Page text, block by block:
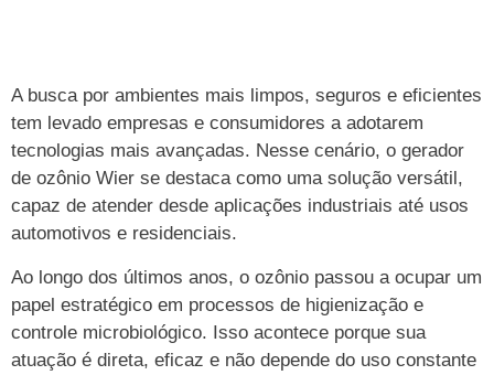
A busca por ambientes mais limpos, seguros e eficientes
tem levado empresas e consumidores a adotarem
tecnologias mais avançadas. Nesse cenário, o gerador
de ozônio Wier se destaca como uma solução versátil,
capaz de atender desde aplicações industriais até usos
automotivos e residenciais.
Ao longo dos últimos anos, o ozônio passou a ocupar um
papel estratégico em processos de higienização e
controle microbiológico. Isso acontece porque sua
atuação é direta, eficaz e não depende do uso constante